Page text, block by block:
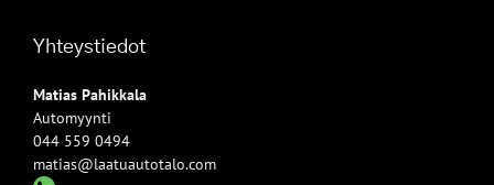
Yhteystiedot
Matias Pahikkala
Automyynti
044 559 0494
matias@laatuautotalo.com